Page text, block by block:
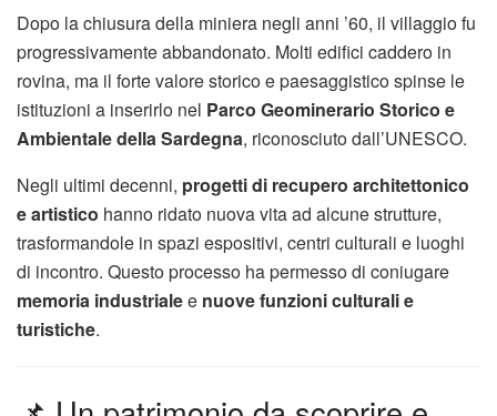
Dopo la chiusura della miniera negli anni ’60, il villaggio fu
progressivamente abbandonato. Molti edifici caddero in
rovina, ma il forte valore storico e paesaggistico spinse le
istituzioni a inserirlo nel Parco Geominerario Storico e
Ambientale della Sardegna, riconosciuto dall’UNESCO.
Negli ultimi decenni, progetti di recupero architettonico
e artistico hanno ridato nuova vita ad alcune strutture,
trasformandole in spazi espositivi, centri culturali e luoghi
di incontro. Questo processo ha permesso di coniugare
memoria industrialee nuove funzioni culturali e
turistiche.